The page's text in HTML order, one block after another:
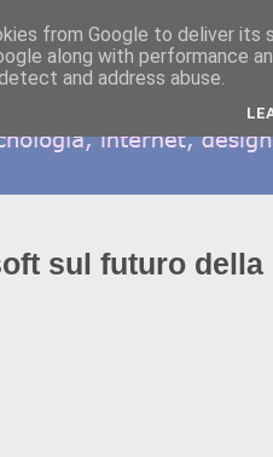
sul futuro della
from Google to deliver its
along with performance
and address abuse.